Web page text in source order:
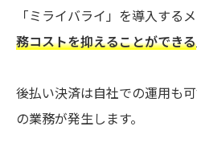
「ミライバライ」を導入する
務コストを抑えることができる
後払い決済は自社での運用も
の業務が発生します。